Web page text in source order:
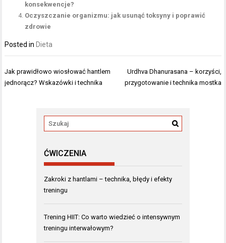
konsekwencje?
Oczyszczanie organizmu: jak usunąć toksyny i poprawić
zdrowie
Posted in Dieta
Nawigacja
wpisu
Jak prawidłowo wiosłować hantlem
jednorącz? Wskazówki i technika
Urdhva Dhanurasana – korzyści,
przygotowanie i technika mostka
ĆWICZENIA
Zakroki z hantlami – technika, błędy i efekty
treningu
Trening HIIT: Co warto wiedzieć o intensywnym
treningu interwałowym?